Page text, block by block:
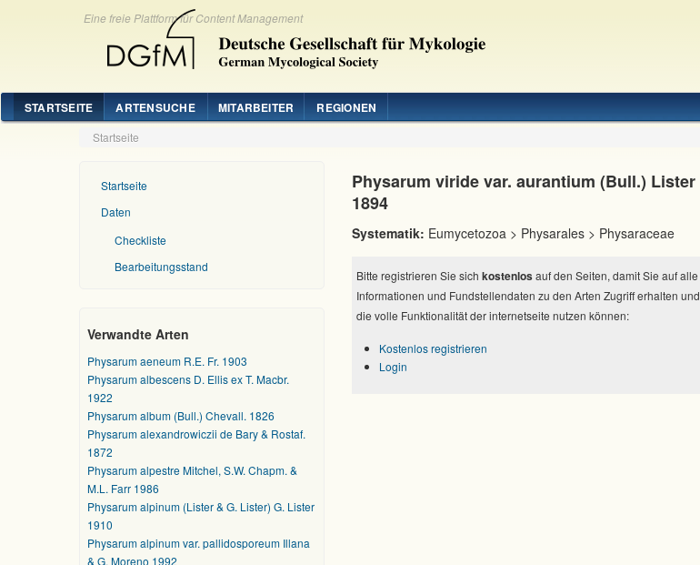
Eine freie Plattform für Content Management
STARTSEITE ARTENSUCHE MITARBEITER REGIONEN
Startseite
Startseite
Daten
Checkliste
Bearbeitungsstand
Verwandte Arten
Physarum aeneum R.E. Fr. 1903
Physarum albescens D. Ellis ex T. Macbr.
1922
Physarum album (Bull.) Chevall. 1826
Physarum alexandrowiczii de Bary & Rostaf.
1872
Physarum alpestre Mitchel, S.W. Chapm. &
M.L. Farr 1986
Physarum alpinum (Lister & G. Lister) G. Lister
1910
Physarum alpinum var. pallidosporeum Illana
& G. Moreno 1992
Physarum viride var. aurantium (Bull.) Lister
1894
Systematik: Eumycetozoa > Physarales > Physaraceae
Bitte registrieren Sie sich kostenlos auf den Seiten, damit Sie auf alle
Informationen und Fundstellendaten zu den Arten Zugriff erhalten und
die volle Funktionalität der internetseite nutzen können:
Kostenlos registrieren
Login